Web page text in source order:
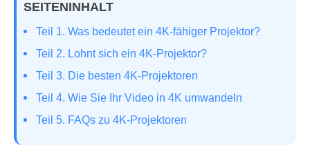
SEITENINHALT
Teil 1. Was bedeutet ein 4K‑fähiger Projektor?
Teil 2. Lohnt sich ein 4K‑Projektor?
Teil 3. Die besten 4K‑Projektoren
Teil 4. Wie Sie Ihr Video in 4K umwandeln
Teil 5. FAQs zu 4K‑Projektoren